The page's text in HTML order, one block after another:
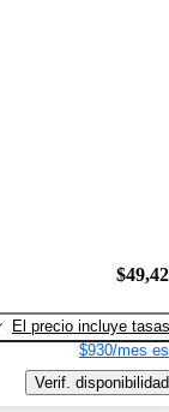
El precio incluye tasas
$930/mes
Verif. disponibilidad